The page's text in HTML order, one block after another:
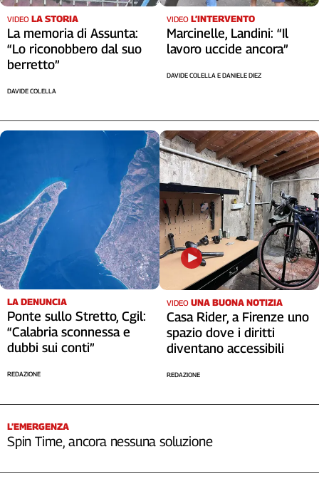
Veneto
Archivio
Storico
1955-
Cerca
Contatti
La
redazione
Newsletter
Social
VIDEO LA STORIA
La memoria di Assunta:
“Lo riconobbero dal suo
berretto”
DAVIDE COLELLA
VIDEO L’INTERVENTO
Marcinelle, Landini: “Il
lavoro uccide ancora”
DAVIDE COLELLA E DANIELE DIEZ
LA DENUNCIA
Ponte sullo Stretto, Cgil:
“Calabria sconnessa e
dubbi sui conti”
REDAZIONE
VIDEO UNA BUONA NOTIZIA
Casa Rider, a Firenze uno
spazio dove i diritti
diventano accessibili
REDAZIONE
L’EMERGENZA
Spin Time, ancora nessuna soluzione